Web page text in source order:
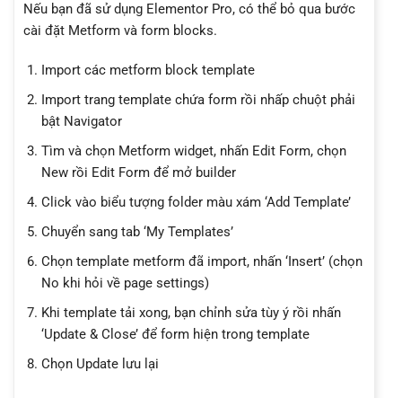
Nếu bạn đã sử dụng Elementor Pro, có thể bỏ qua bước
cài đặt Metform và form blocks.
Import các metform block template
Import trang template chứa form rồi nhấp chuột phải
bật Navigator
Tìm và chọn Metform widget, nhấn Edit Form, chọn
New rồi Edit Form để mở builder
Click vào biểu tượng folder màu xám ‘Add Template’
Chuyển sang tab ‘My Templates’
Chọn template metform đã import, nhấn ‘Insert’ (chọn
No khi hỏi về page settings)
Khi template tải xong, bạn chỉnh sửa tùy ý rồi nhấn
‘Update & Close’ để form hiện trong template
Chọn Update lưu lại